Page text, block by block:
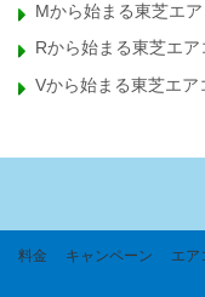
Mから始まる東芝エ
Rから始まる東芝エア
Vから始まる東芝エア
料金 キャンペーン エア